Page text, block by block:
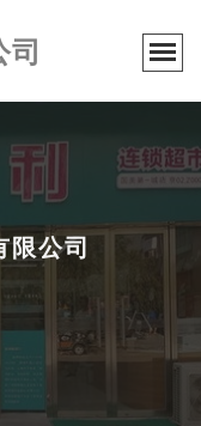
司
限公司